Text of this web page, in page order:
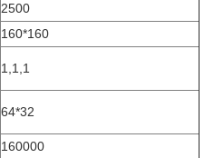
2500
160*160
1,1,1
64*32
160000